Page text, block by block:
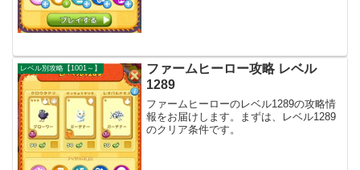
レベル別攻略【1001～】
ファームヒーロー攻略 レベル
1289
ファームヒーローのレベル1289の攻略情
報をお届けします。まずは、レベル1289
のクリア条件です。